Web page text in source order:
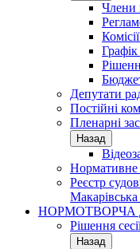
Члени
Депутати
Постійні
Пленарні
Назад
Нормативне
Реєстр
НОРМОТВОРЧА
Рішення
Назад